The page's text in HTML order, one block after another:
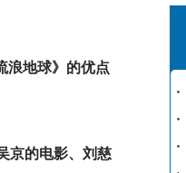
浪地球》的优点
京的电影、刘慈